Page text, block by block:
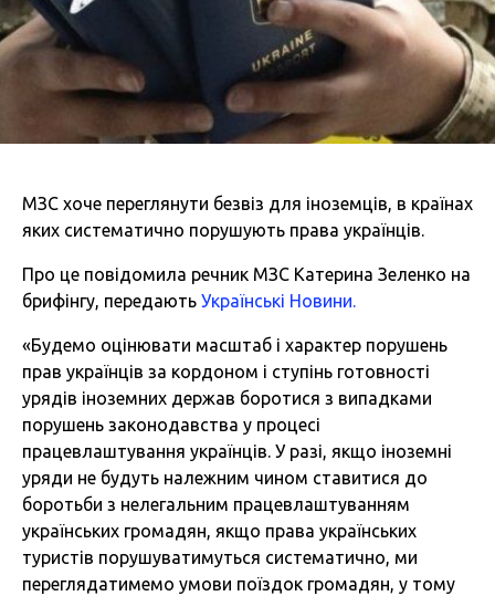
МЗС хоче переглянути безвіз для іноземців, в країнах
яких систематично порушують права українців.
Про це повідомила речник МЗС Катерина Зеленко на
брифінгу, передають Українські Новини.
«Будемо оцінювати масштаб і характер порушень
прав українців за кордоном і ступінь готовності
урядів іноземних держав боротися з випадками
порушень законодавства у процесі
працевлаштування українців. У разі, якщо іноземні
уряди не будуть належним чином ставитися до
боротьби з нелегальним працевлаштуванням
українських громадян, якщо права українських
туристів порушуватимуться систематично, ми
переглядатимемо умови поїздок громадян, у тому